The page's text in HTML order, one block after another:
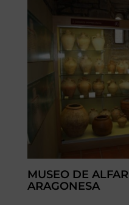
MUSEO DE
ARAGONESA